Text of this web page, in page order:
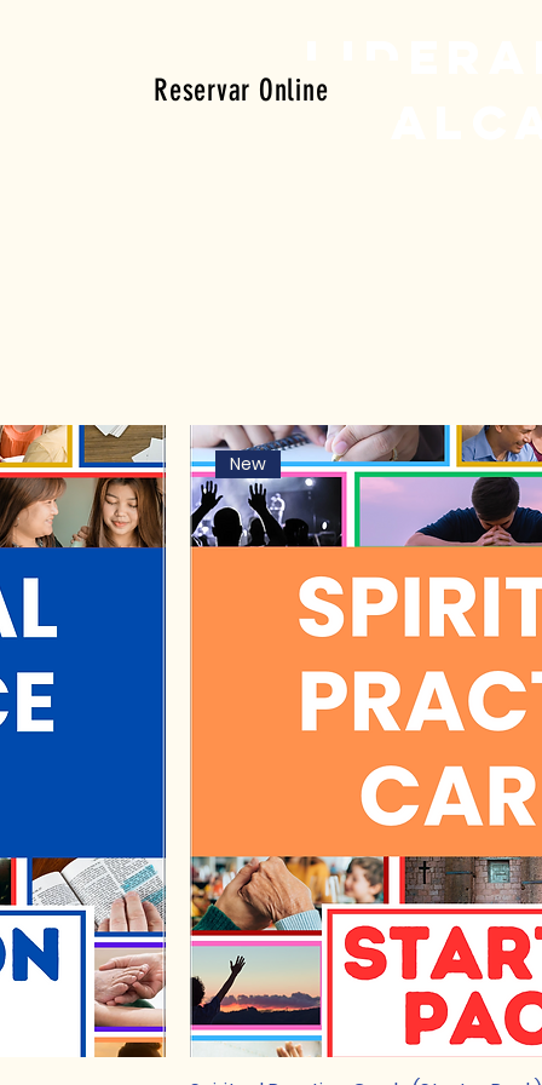
Reservar Online
New